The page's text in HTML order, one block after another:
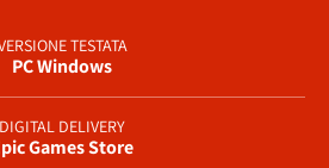
TESTATA
PC Windows
DIGITAL DELIVERY
Games Store